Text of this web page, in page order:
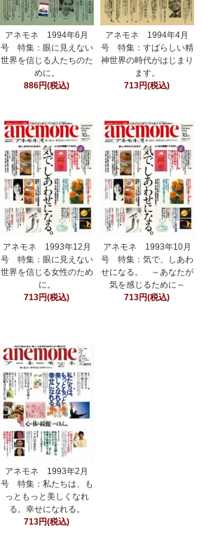
アネモネ 1994年6月
号 特集：眼に見えない
世界を信じる人たちのた
めに。
886円(税込)
アネモネ 1994年4月
号 特集：すばらしい精
神世界の時代がはじまり
ます。
713円(税込)
アネモネ 1993年12月
号 特集：眼に見えない
世界を信じる女性のため
に。
713円(税込)
アネモネ 1993年10月
号 特集：気で、しあわ
せになる。 ～あなたが
気を感じるために～
713円(税込)
アネモネ 1993年2月
号 特集：私たちは、も
っともっと美しくなれ
る。幸せになれる。
713円(税込)